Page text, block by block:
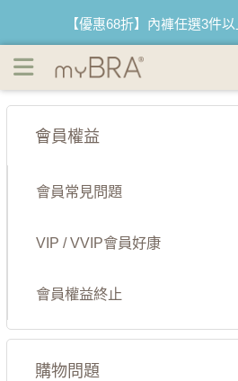
【優惠68折】內褲任選3件
【買內衣免運費】台灣滿
【首購優惠】新客最高可折
【父親節快樂】男內褲5
會員權益
會員常見問題
VIP / VVIP會員好康
會員權益終止
購物問題